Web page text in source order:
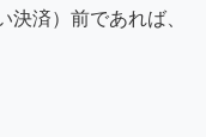
済）前であれば、